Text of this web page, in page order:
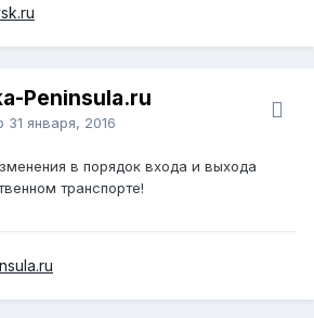
Peninsula.ru
31 января, 2016
в порядок входа и выхода
транспорте!